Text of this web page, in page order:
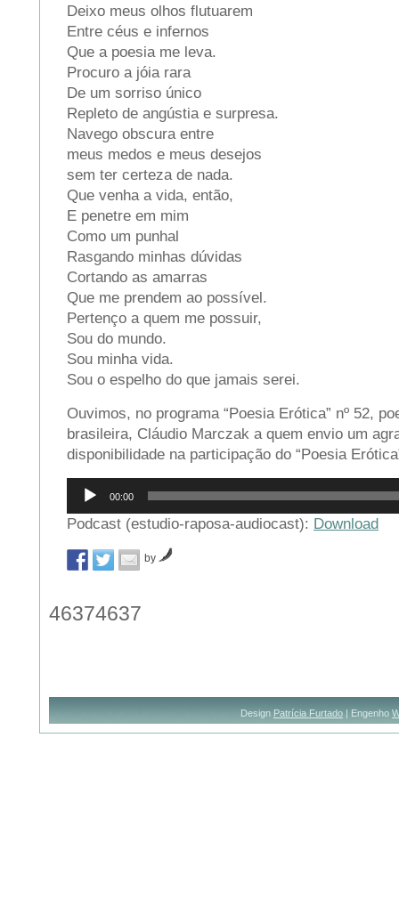
Deixo meus olhos flutuarem
Entre céus e infernos
Que a poesia me leva.
Procuro a jóia rara
De um sorriso único
Repleto de angústia e surpresa.
Navego obscura entre
meus medos e meus desejos
sem ter certeza de nada.
Que venha a vida, então,
E penetre em mim
Como um punhal
Rasgando minhas dúvidas
Cortando as amarras
Que me prendem ao possível.
Pertenço a quem me possuir,
Sou do mundo.
Sou minha vida.
Sou o espelho do que jamais serei.
Ouvimos, no programa “Poesia Erótica” nº 52,
brasileira, Cláudio Marczak a quem envio um
disponibilidade na participação do “Poesia
Reprodutor
áudio
00:00
Podcast (estudio-raposa-audiocast): Download
by
46374637
Design Patrícia Furtado | Engenho